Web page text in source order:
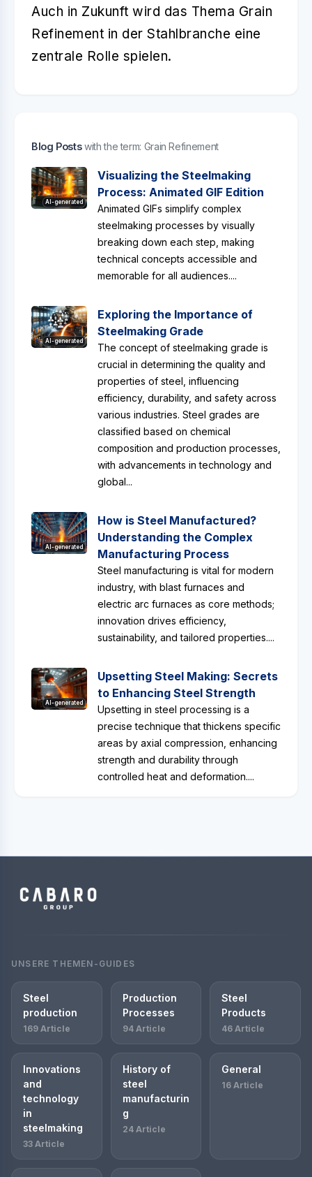
Auch in Zukunft wird das Thema Grain
Refinement in der Stahlbranche eine
zentrale Rolle spielen.
Blog Postswith the term: Grain Refinement
AI-generated
Visualizing the Steelmaking
Process: Animated GIF Edition
Animated GIFs simplify complex
steelmaking processes by visually
breaking down each step, making
technical concepts accessible and
memorable for all audiences....
AI-generated
Exploring the Importance of
Steelmaking Grade
The concept of steelmaking grade is
crucial in determining the quality and
properties of steel, influencing
efficiency, durability, and safety across
various industries. Steel grades are
classified based on chemical
composition and production processes,
with advancements in technology and
global...
AI-generated
How is Steel Manufactured?
Understanding the Complex
Manufacturing Process
Steel manufacturing is vital for modern
industry, with blast furnaces and
electric arc furnaces as core methods;
innovation drives efficiency,
sustainability, and tailored properties....
AI-generated
Upsetting Steel Making: Secrets
to Enhancing Steel Strength
Upsetting in steel processing is a
precise technique that thickens specific
areas by axial compression, enhancing
strength and durability through
controlled heat and deformation....
UNSERE THEMEN-GUIDES
Steel
production
169 Article
Production
Processes
94 Article
Steel
Products
46 Article
Innovations
and
technology
in
steelmaking
33 Article
History of
steel
manufacturin
g
24 Article
General
16 Article